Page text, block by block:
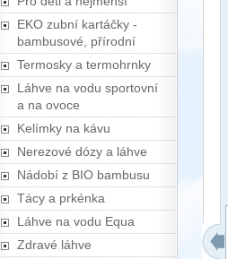
EKO zubní kartáčky -
bambusové, přírodní
Termosky a termohrnky
Láhve na vodu sportovní
a na ovoce
Kelímky na kávu
Nerezové dózy a láhve
Nádobí z BIO bambusu
Tácy a prkénka
Láhve na vodu Equa
Zdravé láhve